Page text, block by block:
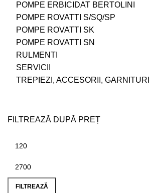
POMPE ERBICIDAT BERTOLINI
POMPE ROVATTI S/SQ/SP
POMPE ROVATTI SK
POMPE ROVATTI SN
RULMENTI
SERVICII
TREPIEZI, ACCESORII, GARNITURI
FILTREAZĂ DUPĂ PREȚ
FILTREAZĂ